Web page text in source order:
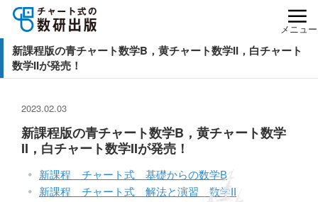
メニュー
新課程版の青チャート数学B，黄チャート数学II，白チャート
数学IIが発売！
新課程版の青チャート数学B，黄チャート数学
II，白チャート数学IIが発売！
2023.02.03
新課程 チャート式 基礎からの数学B
新課程 チャート式 解法と演習 数学II